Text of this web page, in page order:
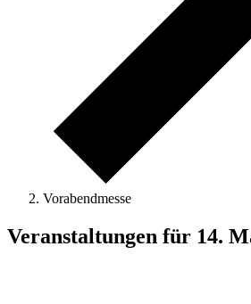
Vorabendmesse
Veranstaltungen für 14.